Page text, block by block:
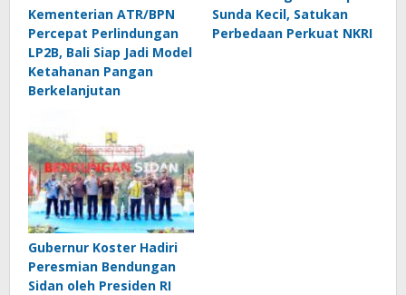
Kementerian ATR/BPN
Percepat Perlindungan
LP2B, Bali Siap Jadi Model
Ketahanan Pangan
Berkelanjutan
Sunda Kecil, Satukan
Perbedaan Perkuat NKRI
Gubernur Koster Hadiri
Peresmian Bendungan
Sidan oleh Presiden RI